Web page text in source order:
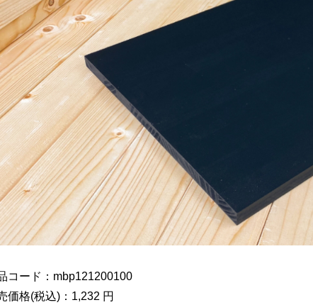
コード：mbp121200100
価格(税込)：1,232 円